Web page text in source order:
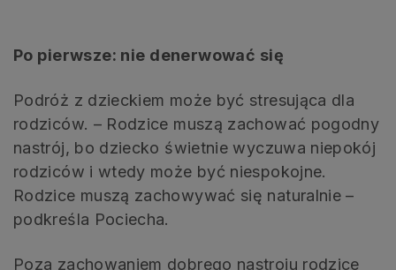
Po pierwsze: nie denerwować się
Podróż z dzieckiem może być stresująca dla
rodziców. – Rodzice muszą zachować pogodny
nastrój, bo dziecko świetnie wyczuwa niepokój
rodziców i wtedy może być niespokojne.
Rodzice muszą zachowywać się naturalnie –
podkreśla Pociecha.
Poza zachowaniem dobrego nastroju rodzice